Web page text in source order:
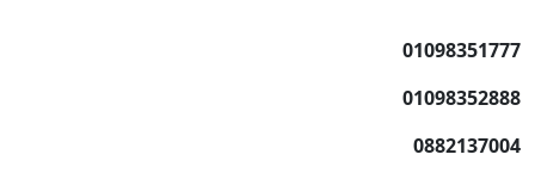
01098351777
01098352888
0882137004